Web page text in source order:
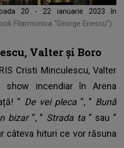
20 - 22 ianuarie 2023 în
Filarmonica “George Enescu”)
Valter și Boro
Cristi Minculescu, Valter
incendiar în Arena
“ De vei pleca “, ” Bună
bizar “, ” Strada ta ” sau ”
câteva hituri ce vor răsuna